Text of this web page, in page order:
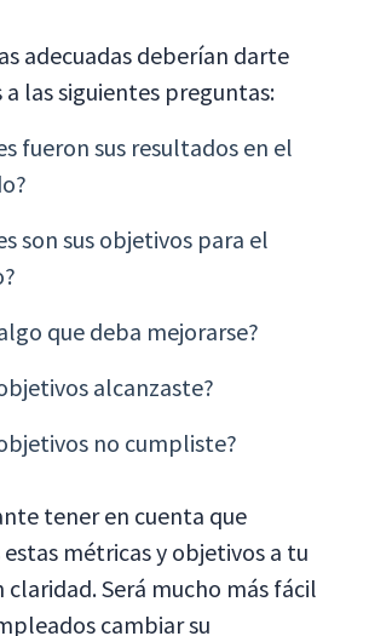
adecuadas deberían darte
a las siguientes preguntas:
fueron sus resultados en el
son sus objetivos para el
que deba mejorarse?
alcanzaste?
no cumpliste?
tener en cuenta que
métricas y objetivos a tu
claridad. Será mucho más fácil
cambiar su